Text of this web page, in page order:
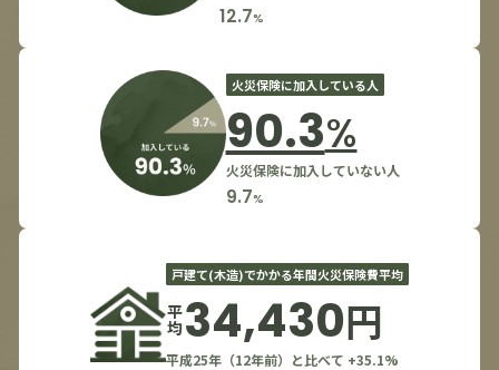
12.7%
火災保険に加入している人
90.3%
火災保険に加入していない人
9.7%
戸建て(木造)でかかる年間火災保険費平均
平均34,430円
平成25年（12年前）と比べて +35.1%